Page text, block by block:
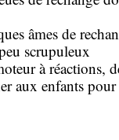
âmes de
scrupuleux
à réactions,
aux enfants